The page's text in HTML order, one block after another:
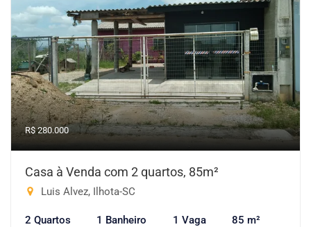
R$ 280.000
Casa à Venda com 2 quartos, 85m²
Luis Alvez, Ilhota-SC
2 Quartos 1 Banheiro 1 Vaga 85 m²